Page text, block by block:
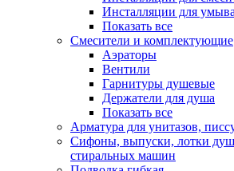
Инсталляции для
Показать все
Смесители и комплектующие
Аэраторы
Вентили
Гарнитуры душевые
Держатели для душа
Показать все
Арматура для унитазов,
Сифоны, выпуски, лотки
стиральных машин